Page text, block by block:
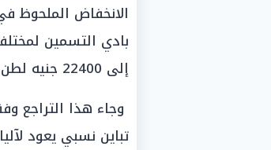
الانخفاض الملحوظ
إلى 22400 جنيه لطن العلف لمختلف المراحل ونوع الطيور.
وجاء هذا التراجع
تباين نسبي يعود